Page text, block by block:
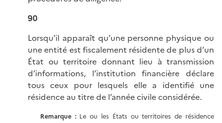
90
Lorsqu’il apparaît qu’une personne physique ou
une entité est fiscalement résidente de plus d’un
État ou territoire donnant lieu à transmission
d’informations, l’institution financière déclare
tous ceux pour lesquels elle a identifié une
résidence au titre de l’année civile considérée.
Remarque :Le ou les États ou territoires de résidence